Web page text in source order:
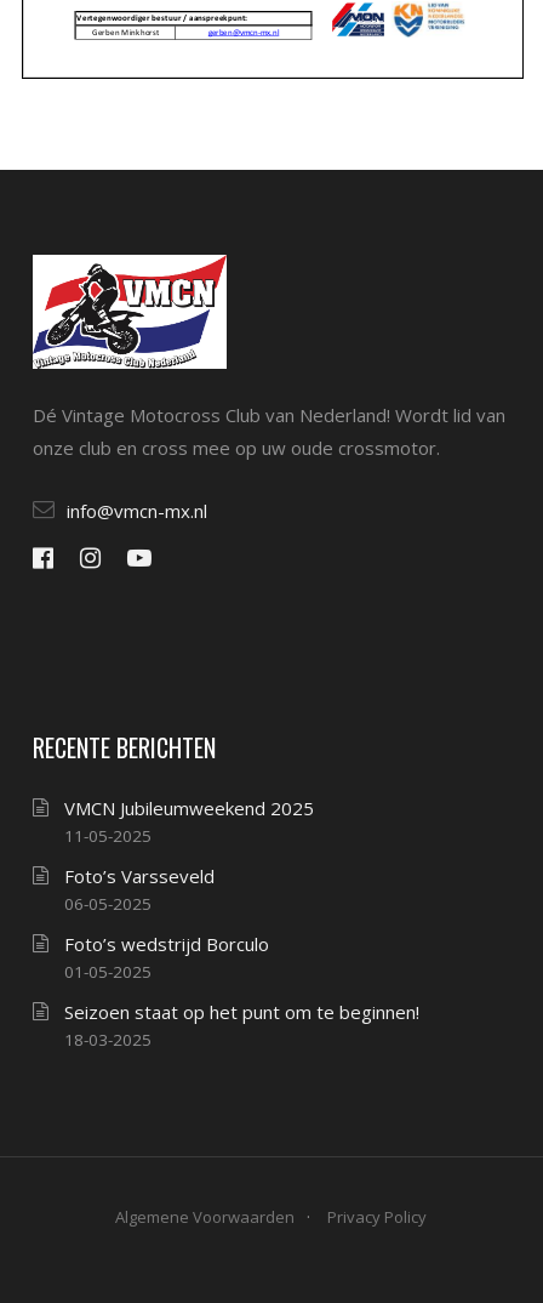
Dé Vintage Motocross Club van Nederland! Wordt lid van
onze club en cross mee op uw oude crossmotor.
info@vmcn-mx.nl
RECENTE BERICHTEN
VMCN Jubileumweekend 2025
11-05-2025
Foto’s Varsseveld
06-05-2025
Foto’s wedstrijd Borculo
01-05-2025
Seizoen staat op het punt om te beginnen!
18-03-2025
Algemene Voorwaarden Privacy Policy